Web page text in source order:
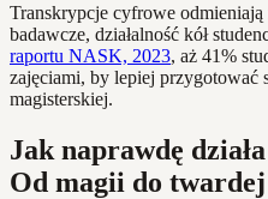
Transkrypcje cyfrowe
badawcze, działalność kół
raportu NASK, 2023, aż 41%
zajęciami, by lepiej przygotować
magisterskiej.
Jak naprawdę
Od magii do